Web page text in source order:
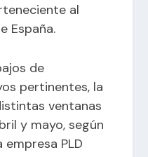
al
España.
de
pertinentes, la
ventanas
y mayo, según
PLD